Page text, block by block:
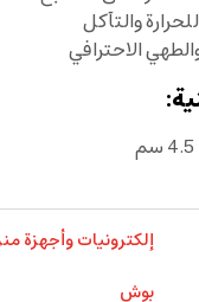
والتآكل
الاحترافي
إلكترونيات وأجهزة
بوش